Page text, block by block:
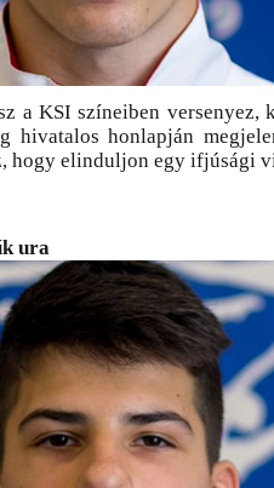
a KSI színeiben versenyez,
hivatalos honlapján
hogy elinduljon egy ifjúsági
ura